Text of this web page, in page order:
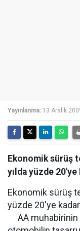
Yayınlanma: 13 Aralık
Ekonomik sürüş
yılda yüzde
Ekonomik sürüş
yüzde 20'ye
AA muhabirinin